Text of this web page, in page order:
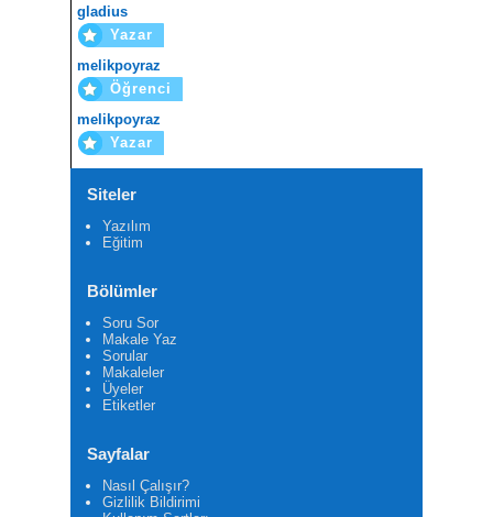
gladius
Yazar
melikpoyraz
Öğrenci
melikpoyraz
Yazar
Siteler
Yazılım
Eğitim
Bölümler
Soru Sor
Makale Yaz
Sorular
Makaleler
Üyeler
Etiketler
Sayfalar
Nasıl Çalışır?
Gizlilik Bildirimi